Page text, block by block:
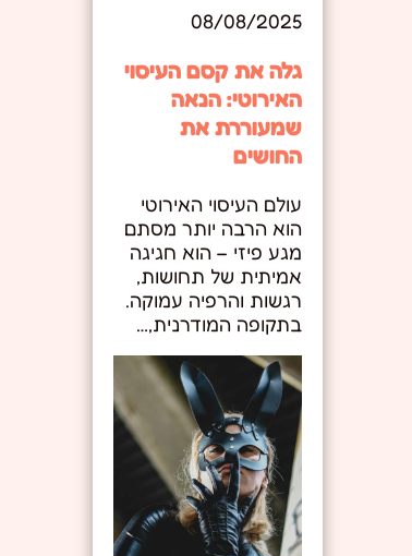
08/08/2025
גלה את קסם העיסוי
האירוטי: הנאה
שמעוררת את
החושים
עולם העיסוי האירוטי
הוא הרבה יותר מסתם
מגע פיזי – הוא חגיגה
אמיתית של תחושות,
רגשות והרפיה עמוקה.
בתקופה המודרנית,…